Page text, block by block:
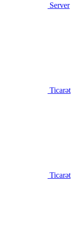
Server
Ticarət
Ticarət